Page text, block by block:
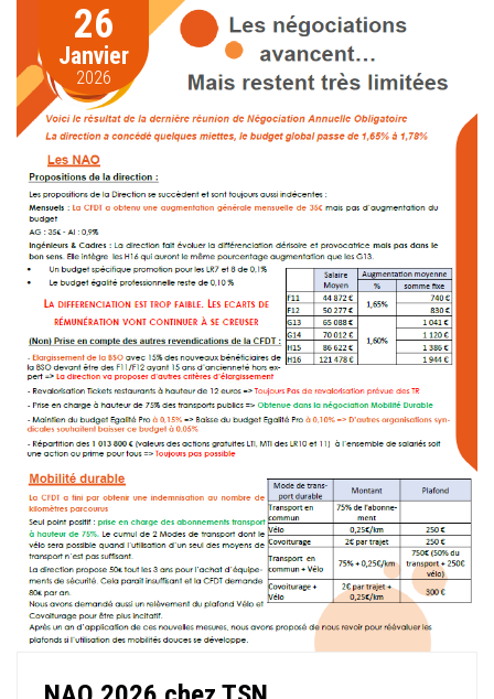
26
Janvier
2026